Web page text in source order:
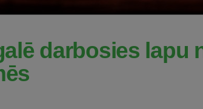
darbosies lapu